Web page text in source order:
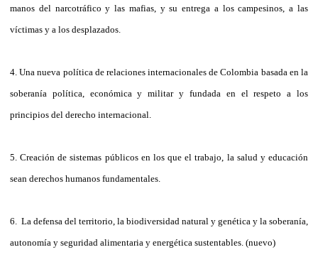
manos del narcotráfico y las mafias, y su entrega a los campesinos, a las
víctimas y a los desplazados.
4. Una nueva política de relaciones internacionales de Colombia basada en la
soberanía política, económica y militar y fundada en el respeto a los
principios del derecho internacional.
5. Creación de sistemas públicos en los que el trabajo, la salud y educación
sean derechos humanos fundamentales.
6.
La defensa del territorio, la biodiversidad natural y genética y la soberanía,
autonomía y seguridad alimentaria y energética sustentables. (nuevo)